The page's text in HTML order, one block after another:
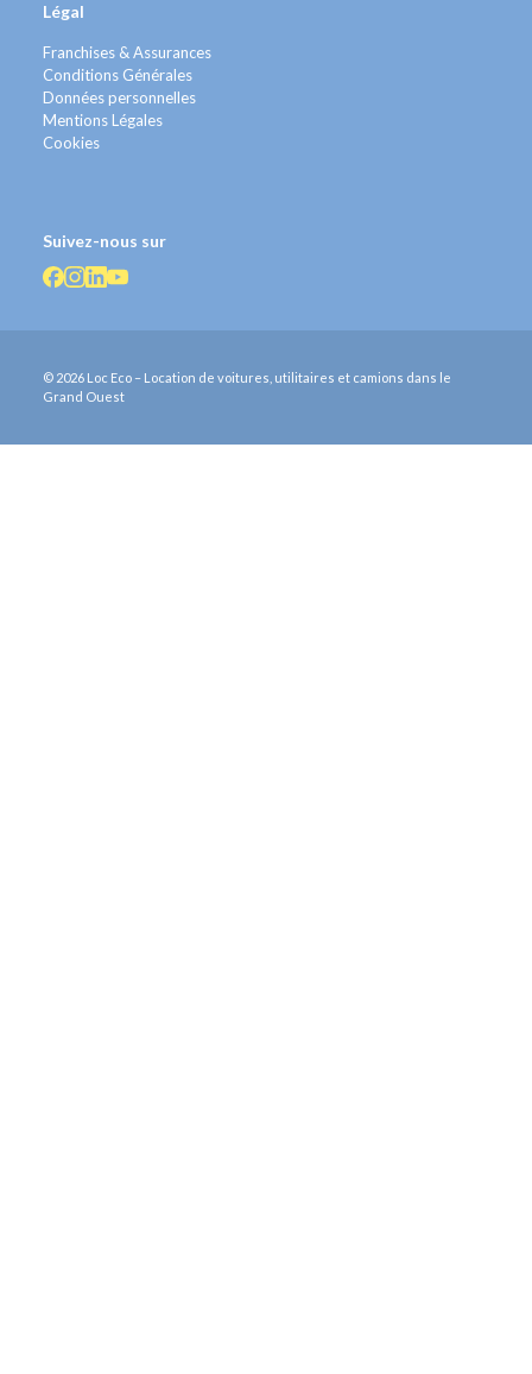
Légal
Franchises & Assurances
Conditions Générales
Données personnelles
Mentions Légales
Cookies
Suivez-nous sur
© 2026 Loc Eco – Location de voitures, utilitaires et camions dans le
Grand Ouest